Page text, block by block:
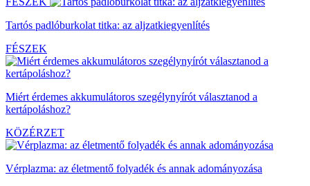
Tartós padlóburkolat titka: az aljzatkiegyenlítés
FÉSZEK
Miért érdemes akkumulátoros szegélynyírót választanod a
kertápoláshoz?
KÖZÉRZET
Vérplazma: az életmentő folyadék és annak adományozása